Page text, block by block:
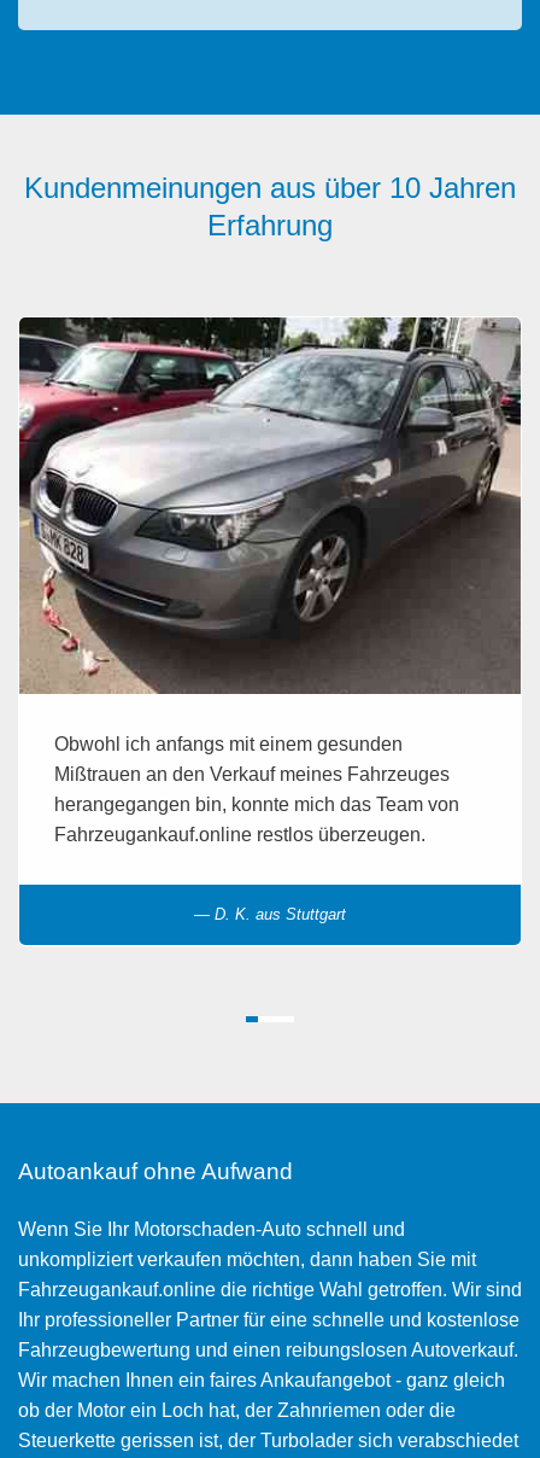
Kundenmeinungen aus über 10 Jahren
Erfahrung
Obwohl ich anfangs mit einem gesunden
Mißtrauen an den Verkauf meines Fahrzeuges
herangegangen bin, konnte mich das Team von
Fahrzeugankauf.online restlos überzeugen.
D. K. aus Stuttgart
Autoankauf ohne Aufwand
Wenn Sie Ihr Motorschaden-Auto schnell und
unkompliziert verkaufen möchten, dann haben Sie mit
Fahrzeugankauf.online die richtige Wahl getroffen. Wir sind
Ihr professioneller Partner für eine schnelle und kostenlose
Fahrzeugbewertung und einen reibungslosen Autoverkauf.
Wir machen Ihnen ein faires Ankaufangebot - ganz gleich
ob der Motor ein Loch hat, der Zahnriemen oder die
Steuerkette gerissen ist, der Turbolader sich verabschiedet